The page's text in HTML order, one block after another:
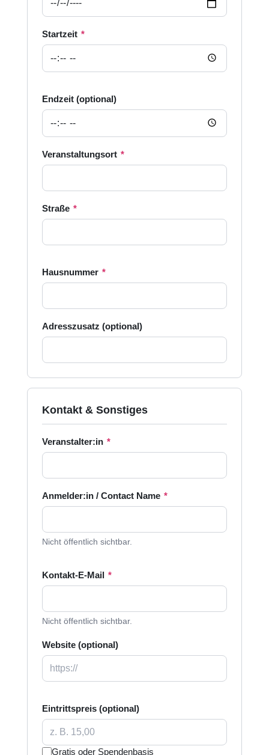
Startzeit *
Endzeit (optional)
Veranstaltungsort *
Straße *
Hausnummer *
Adresszusatz (optional)
Kontakt & Sonstiges
Veranstalter:in *
Anmelder:in / Contact Name *
Nicht öffentlich sichtbar.
Kontakt-E-Mail *
Nicht öffentlich sichtbar.
Website (optional)
Eintrittspreis (optional)
Gratis oder Spendenbasis